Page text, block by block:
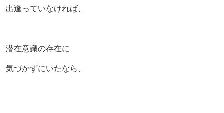
出逢っていなければ、
潜在意識の存在に
気づかずにいたなら、